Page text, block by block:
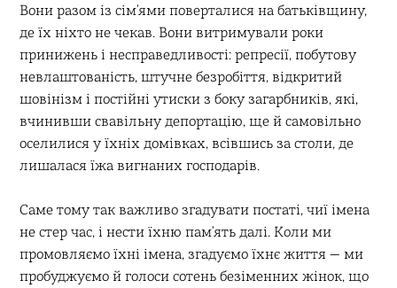
Вони разом із сімʼями поверталися на батьківщину,
де їх ніхто не чекав. Вони витримували роки
принижень і несправедливості: репресії, побутову
невлаштованість, штучне безробіття, відкритий
шовінізм і постійні утиски з боку загарбників, які,
вчинивши свавільну депортацію, ще й самовільно
оселилися у їхніх домівках, всівшись за столи, де
лишалася їжа вигнаних господарів.
Саме тому так важливо згадувати постаті, чиї імена
не стер час, і нести їхню пам’ять далі. Коли ми
промовляємо їхні імена, згадуємо їхнє життя — ми
пробуджуємо й голоси сотень безіменних жінок, що